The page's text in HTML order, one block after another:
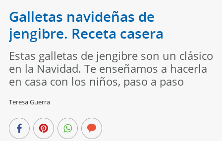
Galletas navideñas de
jengibre. Receta casera
Estas galletas de jengibre son un clásico
en la Navidad. Te enseñamos a hacerla
en casa con los niños, paso a paso
Teresa Guerra